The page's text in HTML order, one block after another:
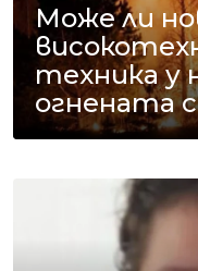
Може ли
техника у
огнената